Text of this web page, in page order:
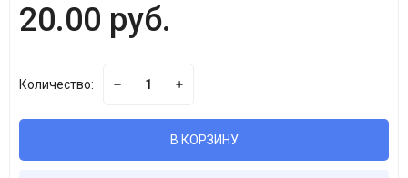
20.00 руб.
Количество:
В КОРЗИНУ